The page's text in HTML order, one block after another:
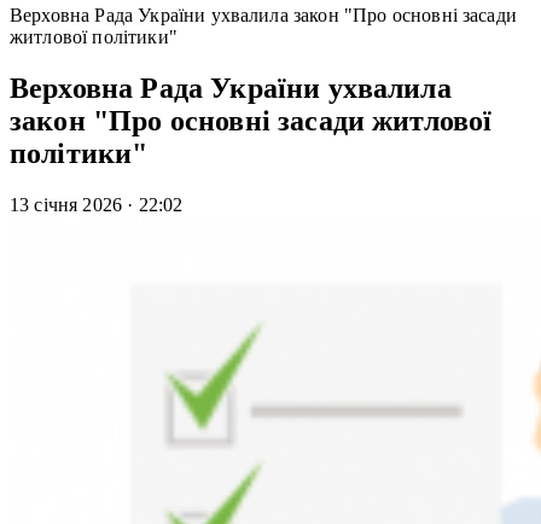
Верховна Рада України ухвалила закон "Про основні засади
житлової політики"
Верховна Рада України ухвалила
закон "Про основні засади житлової
політики"
13 січня 2026 · 22:02